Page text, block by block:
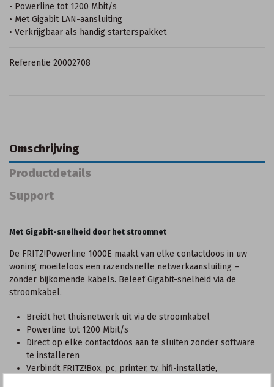
• Powerline tot 1200 Mbit/s
• Met Gigabit LAN-aansluiting
• Verkrijgbaar als handig starterspakket
Referentie 20002708
Omschrijving
Productdetails
Support
Met Gigabit-snelheid door het stroomnet
De FRITZ!Powerline 1000E maakt van elke contactdoos in uw
woning moeiteloos een razendsnelle netwerkaansluiting –
zonder bijkomende kabels. Beleef Gigabit-snelheid via de
stroomkabel.
Breidt het thuisnetwerk uit via de stroomkabel
Powerline tot 1200 Mbit/s
Direct op elke contactdoos aan te sluiten zonder software
te installeren
Verbindt FRITZ!Box, pc, printer, tv, hifi-installatie,